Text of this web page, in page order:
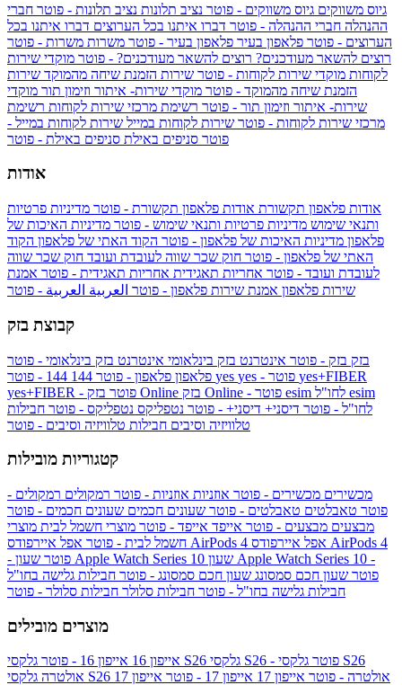
גיוס משווקים גיוס משווקים - פוטר נציב תלונות נציב תלונות - פוטר חברי
ההנהלה חברי ההנהלה - פוטר דברו איתנו בכל הערוצים דברו איתנו בכל
הערוצים - פוטר פלאפון בעיר פלאפון בעיר - פוטר משרות משרות - פוטר
רוצים להשאר מעודכנים? רוצים להשאר מעודכנים? - פוטר מוקדי שירות
לקוחות מוקדי שירות לקוחות - פוטר שירות הזמנת שיחה מהמוקד שירות
הזמנת שיחה מהמוקד - פוטר מוקדי שירות- איתור וזימון תור מוקדי
שירות- איתור וזימון תור - פוטר רשימת מרכזי שירות לקוחות רשימת
מרכזי שירות לקוחות - פוטר שירות לקוחות במייל שירות לקוחות במייל -
פוטר סניפים באילת סניפים באילת - פוטר
אודות
אודות פלאפון תקשורת אודות פלאפון תקשורת - פוטר מדיניות פרטיות
ותנאי שימוש מדיניות פרטיות ותנאי שימוש - פוטר מדיניות האיכות של
פלאפון מדיניות האיכות של פלאפון - פוטר הקוד האתי של פלאפון הקוד
האתי של פלאפון - פוטר חוק שכר שווה לעובדת ועובד חוק שכר שווה
לעובדת ועובד - פוטר אחריות תאגידית אחריות תאגידית - פוטר אמנת
שירות פלאפון אמנת שירות פלאפון - פוטר العربية العربية - פוטר
קבוצת בזק
בזק בזק - פוטר אינטרנט בזק בינלאומי אינטרנט בזק בינלאומי - פוטר
פלאפון פלאפון - פוטר 144 yes
yes+FIBER
yes+FIBER - פוטר בזק Online
esim
לחו"ל - פוטר דיסני+ דיסני+ - פוטר נטפליקס נטפליקס - פוטר חבילות
טלוויזיה וסיבים חבילות טלוויזיה וסיבים - פוטר
קטגוריות מובילות
מכשירים מכשירים - פוטר אוזניות אוזניות - פוטר רמקולים רמקולים -
פוטר טאבלטים טאבלטים - פוטר שעונים חכמים שעונים חכמים - פוטר
מבצעים מבצעים - פוטר אייפד אייפד - פוטר מוצרי חשמל לבית מוצרי
חשמל לבית - פוטר אפל איירפודס AirPods 4 אפל איירפודס AirPods 4
- פוטר שעון Apple Watch Series 10 שעון Apple Watch Series 10 -
פוטר שעון חכם סמסונג שעון חכם סמסונג - פוטר חבילות גלישה בחו"ל
חבילות גלישה בחו"ל - פוטר חבילות סלולר חבילות סלולר - פוטר
מוצרים מובילים
אייפון 16 אייפון 16 - פוטר גלקסי S26 גלקסי S26 - פוטר גלקסי S26
אולטרה
גלקסי S26 אולטרה - פוטר אייפון 17 אייפון 17 - פוטר אייפון 17